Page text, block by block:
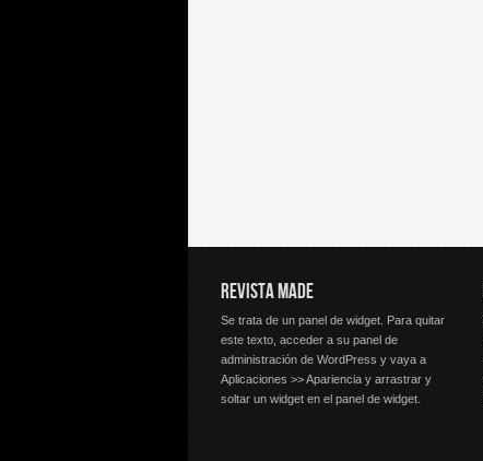
REVISTA MADE
Se trata de un panel de widget. Para quitar
este texto, acceder a su panel de
administración de WordPress y vaya a
Aplicaciones >> Apariencia y arrastrar y
soltar un widget en el panel de widget.